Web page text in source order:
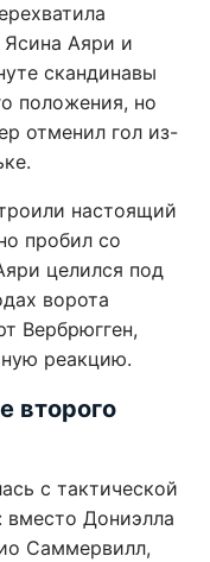
Ясина Аяри и
скандинавы
положения, но
отменил гол из-
настоящий
пробил со
целился под
ворота
Вербрюгген,
реакцию.
второго
с тактической
вместо Дониэлла
Саммервилл,